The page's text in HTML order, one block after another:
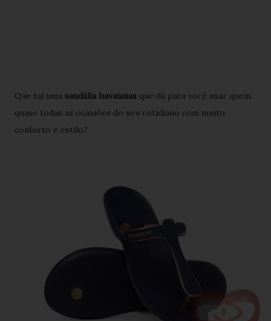
Que tal uma sandália havaianas que dá para você usar quem
quase todas as ocasiões do seu cotidiano com muito
conforto e estilo?